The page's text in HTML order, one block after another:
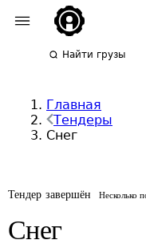
Найти грузы
Главная
Тендеры
Снег
Тендер завершён Несколько
Снег